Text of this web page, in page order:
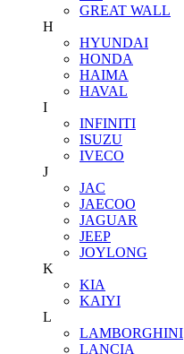
GREAT WALL
H
HYUNDAI
HONDA
HAIMA
HAVAL
I
INFINITI
ISUZU
IVECO
J
JAC
JAECOO
JAGUAR
JEEP
JOYLONG
K
KIA
KAIYI
L
LAMBORGHINI
LANCIA